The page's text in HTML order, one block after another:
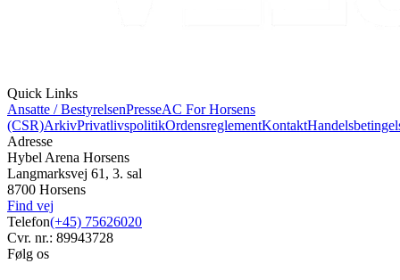
Quick Links
Ansatte / BestyrelsenPresseAC For Horsens
(CSR)ArkivPrivatlivspolitikOrdensreglementKontakt
Adresse
Hybel Arena Horsens
Langmarksvej 61, 3. sal
8700 Horsens
Find vej
Telefon(+45) 75626020
Cvr. nr.: 89943728
Følg os